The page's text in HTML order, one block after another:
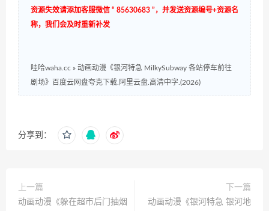
资源失效请添加客服微信 “ 85630683 ”，并发送资源编号+资源名
称，我们会及时重新补发
哇哈waha.cc » 动画动漫《银河特急 MilkySubway 各站停车前往
剧场》百度云网盘夸克下载.阿里云盘.高清中字.(2026)
分享到：
上一篇
动画动漫《躲在超市后门抽烟
下一篇
动画动漫《银河特急 银河地